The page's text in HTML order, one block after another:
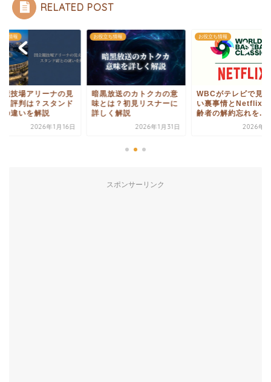
RELATED POST
ち情報
競技場アリーナの見
と評判は？スタンド
の違いを解説
2026年1月16日
お役立ち情報
暗黒放送のカトクカの意
味とは？初見リスナーに
詳しく解説
2026年1月31日
お役立ち情報
WBCがテレビで見
い裏事情とNetflixが
齢者の解約忘れを...
2026年3
スポンサーリンク